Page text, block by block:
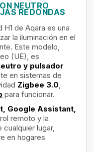
NEUTRO
REDONDAS
de Aqara es una
la iluminación en el
Este modelo,
(UE), es
y pulsador
en sistemas de
Zigbee 3.0,
para funcionar.
Google Assistant,
remoto y la
lugar,
en hogares